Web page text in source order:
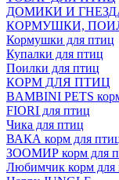
ДОМИКИ И
КОРМУШКИ,
Кормушки для птиц
Купалки для птиц
Поилки для птиц
КОРМ ДЛЯ ПТИЦ
BAMBINI PETS
FIORI для птиц
Чика для птиц
ВАКА корм для
ЗООМИР корм для
Любимчик корм для